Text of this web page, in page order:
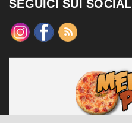
SEGUICI SUI SOCIAL